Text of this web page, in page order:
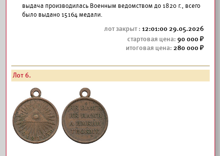
выдача производилась Военным ведомством до 1820 г., всего
было выдано 15164 медали.
12:01:00 29.05.2026
90 000
280 000
Лот 6.